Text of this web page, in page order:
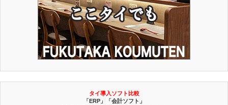
タイ導入ソフト比較
「ERP」「会計ソフト」